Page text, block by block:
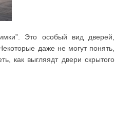
Это особый вид дверей,
даже не могут понять,
как выгляядт двери скрытого